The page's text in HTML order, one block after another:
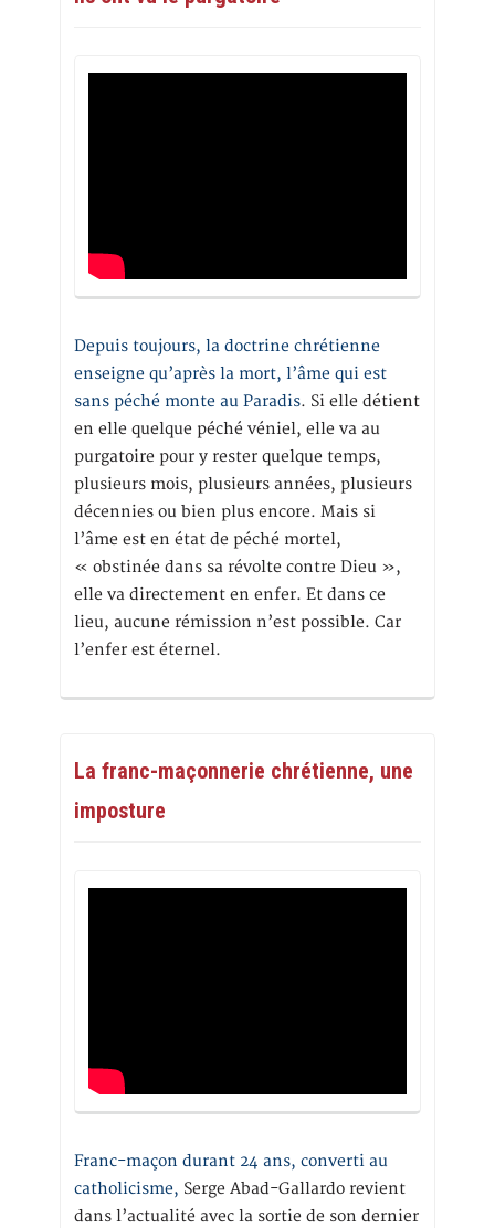
Depuis toujours, la doctrine chrétienne
enseigne qu’après la mort, l’âme qui est
sans péché monte au Paradis. Si elle détient
en elle quelque péché véniel, elle va au
purgatoire pour y rester quelque temps,
plusieurs mois, plusieurs années, plusieurs
décennies ou bien plus encore. Mais si
l’âme est en état de péché mortel,
« obstinée dans sa révolte contre Dieu »,
elle va directement en enfer. Et dans ce
lieu, aucune rémission n’est possible. Car
l’enfer est éternel.
La franc-maçonnerie chrétienne, une
imposture
Franc-maçon durant 24 ans, converti au
catholicisme, Serge Abad-Gallardo revient
dans l’actualité avec la sortie de son dernier